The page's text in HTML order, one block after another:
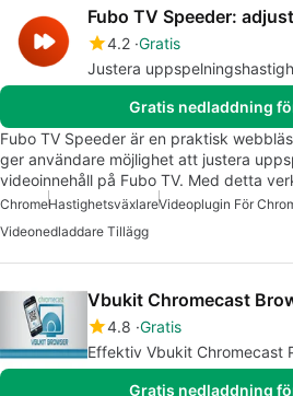
Fubo TV Speeder:
4.2 Gratis
Justera
Gratis nedladdning
Fubo TV Speeder är en praktisk
ger användare möjlighet att justera
videoinnehåll på Fubo TV. Med detta
ChromeHastighetsväxlareVideoplugin För
Videonedladdare Tillägg
Vbukit Chromecast
4.8 Gratis
Effektiv Vbukit Chromecast
Gratis nedladdning